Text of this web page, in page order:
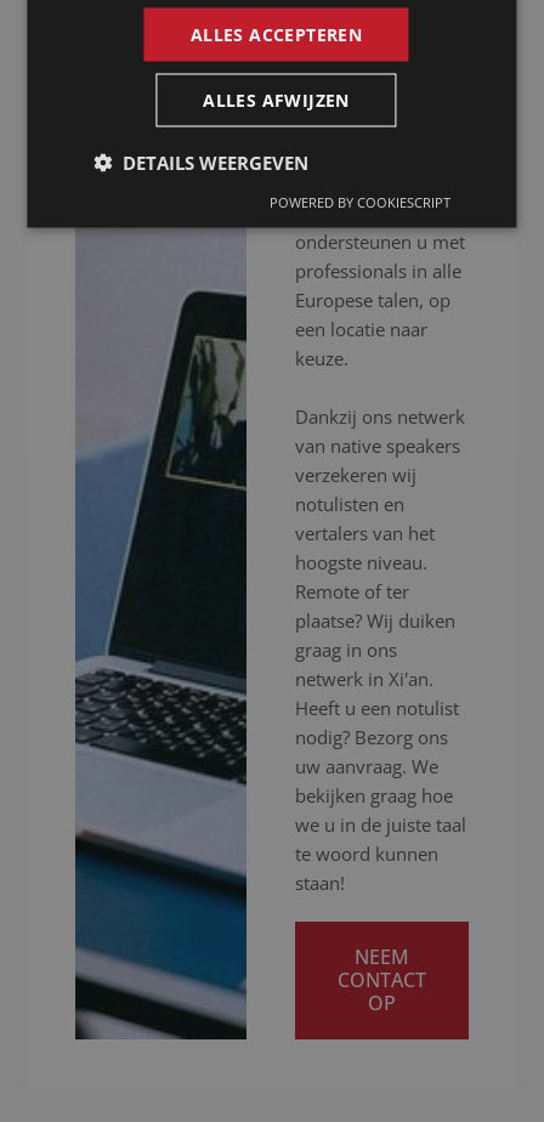
Presence is al meer
dan 20 jaar uw
notulist in Xi'an voor
het inschakelen van
professionele
notulisten. Wij
ondersteunen u met
professionals in alle
Europese talen, op
een locatie naar
keuze.
Dankzij ons netwerk
van native speakers
verzekeren wij
notulisten en
vertalers van het
hoogste niveau.
Remote of ter
plaatse? Wij duiken
graag in ons
netwerk in Xi'an.
Heeft u een notulist
nodig? Bezorg ons
uw aanvraag. We
bekijken graag hoe
we u in de juiste taal
te woord kunnen
staan!
NEEM
CONTACT
OP
ALLES ACCEPTEREN
ALLES AFWIJZEN
DETAILS WEERGEVEN
POWERED BY COOKIESCRIPT